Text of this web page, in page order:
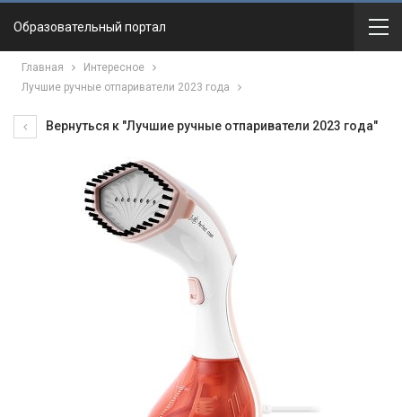
Образовательный портал
Главная
Интересное
Лучшие ручные отпариватели 2023 года
Вернуться к "Лучшие ручные отпариватели 2023 года"